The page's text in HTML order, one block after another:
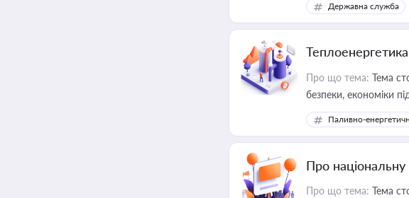
Державна служба
Теплоенергетика
Про що тема: Тема
безпеки, економіки
Паливно-
Про
Про що тема: Тема